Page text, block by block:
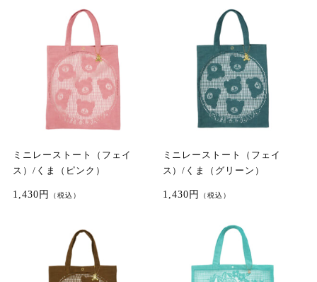
ミニレーストート（フェイ
ス）/くま（ピンク）
1,430円 （税込）
ミニレーストート（フェイ
ス）/くま（グリーン）
1,430円 （税込）